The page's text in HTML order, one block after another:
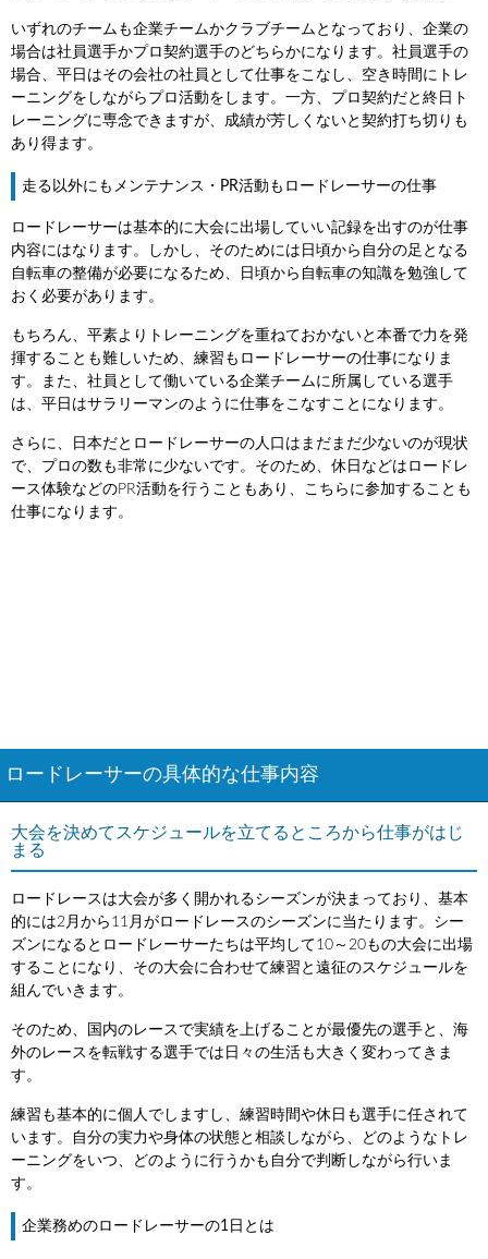
いずれのチームも企業チームかクラブチームとなっており、企業の
場合は社員選手かプロ契約選手のどちらかになります。社員選手の
場合、平日はその会社の社員として仕事をこなし、空き時間にトレ
ーニングをしながらプロ活動をします。一方、プロ契約だと終日ト
レーニングに専念できますが、成績が芳しくないと契約打ち切りも
あり得ます。
走る以外にもメンテナンス・PR活動もロードレーサーの仕事
ロードレーサーは基本的に大会に出場していい記録を出すのが仕事
内容にはなります。しかし、そのためには日頃から自分の足となる
自転車の整備が必要になるため、日頃から自転車の知識を勉強して
おく必要があります。
もちろん、平素よりトレーニングを重ねておかないと本番で力を発
揮することも難しいため、練習もロードレーサーの仕事になりま
す。また、社員として働いている企業チームに所属している選手
は、平日はサラリーマンのように仕事をこなすことになります。
さらに、日本だとロードレーサーの人口はまだまだ少ないのが現状
で、プロの数も非常に少ないです。そのため、休日などはロードレ
ース体験などのPR活動を行うこともあり、こちらに参加することも
仕事になります。
ロードレーサーの具体的な仕事内容
大会を決めてスケジュールを立てるところから仕事がはじ
まる
ロードレースは大会が多く開かれるシーズンが決まっており、基本
的には2月から11月がロードレースのシーズンに当たります。シー
ズンになるとロードレーサーたちは平均して10～20もの大会に出場
することになり、その大会に合わせて練習と遠征のスケジュールを
組んでいきます。
そのため、国内のレースで実績を上げることが最優先の選手と、海
外のレースを転戦する選手では日々の生活も大きく変わってきま
す。
練習も基本的に個人でしますし、練習時間や休日も選手に任されて
います。自分の実力や身体の状態と相談しながら、どのようなトレ
ーニングをいつ、どのように行うかも自分で判断しながら行いま
す。
企業務めのロードレーサーの1日とは